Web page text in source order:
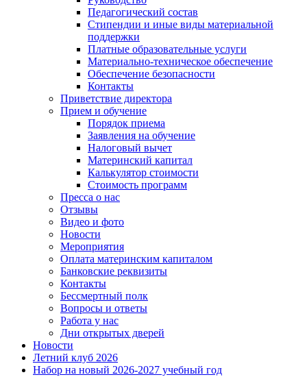
Педагогический состав
Стипендии и иные виды материальной
поддержки
Платные образовательные услуги
Материально-техническое обеспечение
Обеспечение безопасности
Контакты
Приветствие директора
Прием и обучение
Порядок приема
Заявления на обучение
Налоговый вычет
Материнский капитал
Калькулятор стоимости
Стоимость программ
Пресса о нас
Отзывы
Видео и фото
Новости
Мероприятия
Оплата материнским капиталом
Банковские реквизиты
Контакты
Бессмертный полк
Вопросы и ответы
Работа у нас
Дни открытых дверей
Новости
Летний клуб 2026
Набор на новый 2026-2027 учебный год